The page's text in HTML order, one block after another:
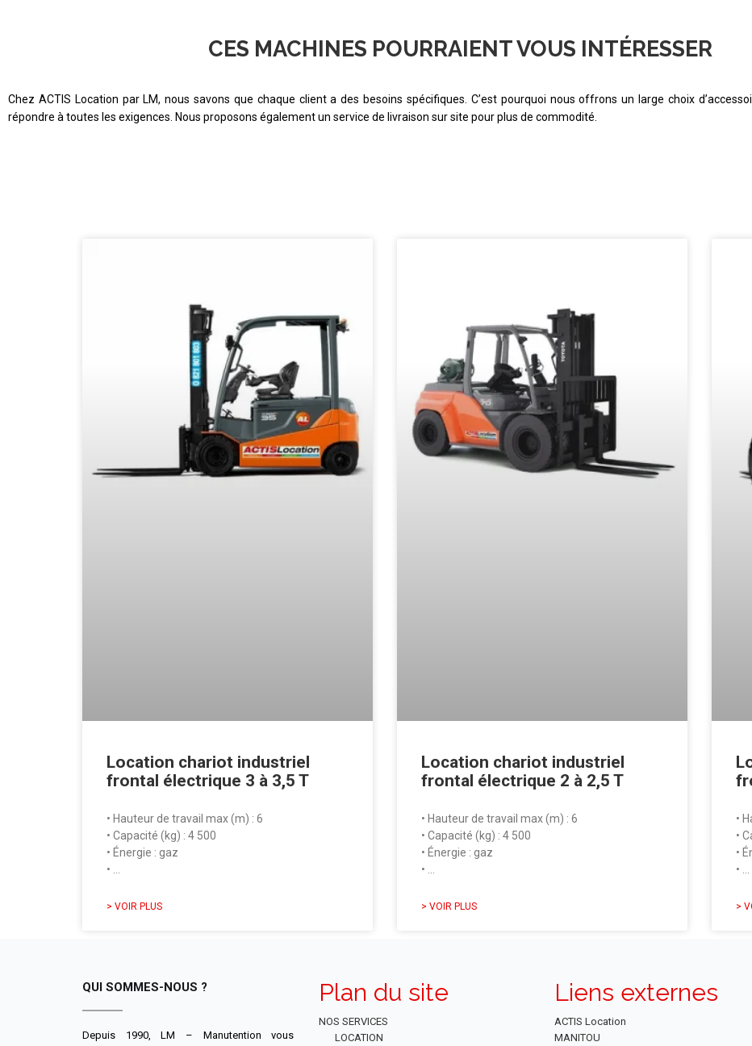
CES MACHINES POURRAIENT VOUS INTÉRESSER
Chez ACTIS Location par LM, nous savons que chaque client a des besoins spécifiques. C’est pourquoi nous offrons un large choix
répondre à toutes les exigences. Nous proposons également un service de livraison sur site pour plus de commodité.
Location chariot industriel
frontal électrique 3 à 3,5 T
• Hauteur de travail max (m) : 6
• Capacité (kg) : 4 500
• Énergie : gaz
• …
> VOIR PLUS
Location chariot industriel
frontal électrique 2 à 2,5 T
• Hauteur de travail max (m) : 6
• Capacité (kg) : 4 500
• Énergie : gaz
• …
> VOIR PLUS
•
•
•
• …
>
QUI SOMMES-NOUS ?
Depuis 1990, LM – Manutention vous
Plan du site
NOS SERVICES
LOCATION
Liens externes
ACTIS Location
MANITOU